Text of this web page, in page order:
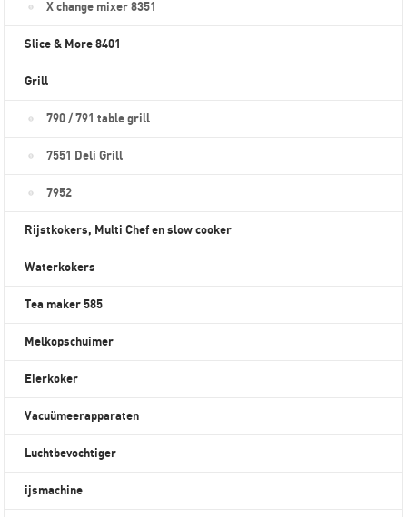
X change mixer 8351
Slice & More 8401
Grill
790 / 791 table grill
7551 Deli Grill
7952
Rijstkokers, Multi Chef en slow cooker
Waterkokers
Tea maker 585
Melkopschuimer
Eierkoker
Vacuümeerapparaten
Luchtbevochtiger
ijsmachine